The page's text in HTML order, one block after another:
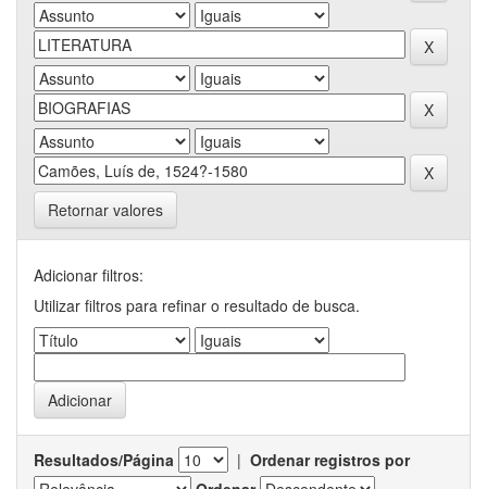
Retornar valores
Adicionar filtros:
Utilizar filtros para refinar o resultado de busca.
Resultados/Página | Ordenar registros por